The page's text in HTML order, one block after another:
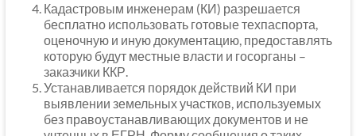
Кадастровым инженерам (КИ) разрешается
бесплатно использовать готовые техпаспорта,
оценочную и иную документацию, предоставлять
которую будут местные власти и госорганы –
заказчики ККР.
Устанавливается порядок действий КИ при
выявлении земельных участков, используемых
без правоустанавливающих документов и не